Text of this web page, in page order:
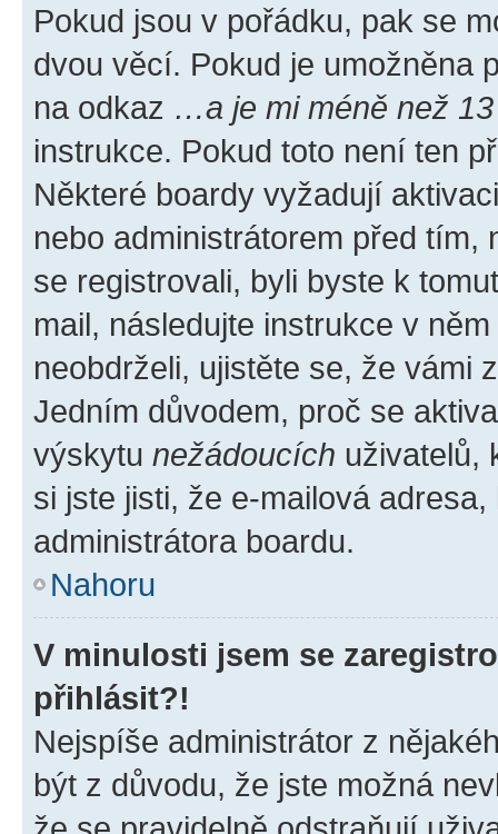
Pokud jsou v pořádku, pak se
dvou věcí. Pokud je umožněna
na odkaz …a je mi méně než
instrukce. Pokud toto není ten
Některé boardy vyžadují
nebo administrátorem před tím,
se registrovali, byli byste k
mail, následujte instrukce v
neobdrželi, ujistěte se, že vámi
Jedním důvodem, proč se
výskytu nežádoucích uživatelů,
si jste jisti, že e-mailová
administrátora boardu.
Nahoru
V minulosti jsem se
přihlásit?!
Nejspíše administrátor z
být z důvodu, že jste možná